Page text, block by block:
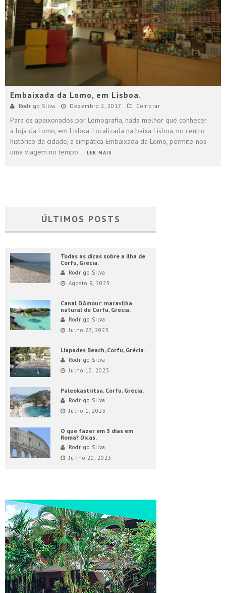
Embaixada da Lomo, em Lisboa.
Rodrigo Silva Dezembro 2, 2017 Comprar
Para os apaixonados por Lomografia, nada melhor que conhecer
a loja da Lomo, em Lisboa. Localizada na baixa Lisboa, no centro
histórico da cidade, a simpática Embaixada da Lomo, permite-nos
uma viagem no tempo... LER MAIS
ÚLTIMOS POSTS
Todas as dicas sobre a ilha de
Corfu, Grécia.
Rodrigo Silva
Agosto 9, 2023
Canal D’Amour: maravilha
natural de Corfu, Grécia.
Rodrigo Silva
Julho 27, 2023
Liapades Beach, Corfu, Grécia.
Rodrigo Silva
Julho 10, 2023
Paleokastritsa, Corfu, Grécia.
Rodrigo Silva
Julho 1, 2023
O que fazer em 3 dias em
Roma? Dicas.
Rodrigo Silva
Junho 20, 2023